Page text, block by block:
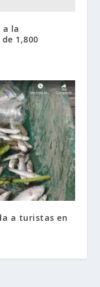
a la
1,800
a turistas en